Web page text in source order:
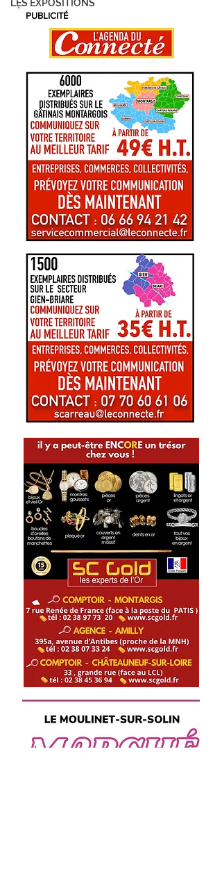
LES EXPOSITIONS
PUBLICITÉ